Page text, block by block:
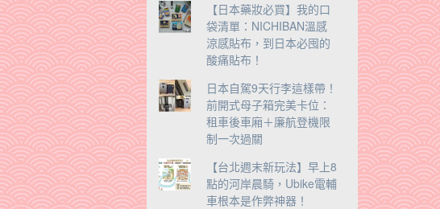
【日本藥妝必買】我的口
袋清單：NICHIBAN溫感
涼感貼布，到日本必囤的
酸痛貼布！
日本自駕9天行李這樣帶！
前開式母子箱完美卡位：
租車後車廂＋廉航登機限
制一次過關
【台北週末新玩法】早上8
點的河岸晨騎，Ubike電輔
車根本是作弊神器！